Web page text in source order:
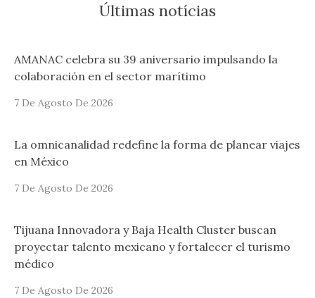
Últimas notícias
AMANAC celebra su 39 aniversario impulsando la
colaboración en el sector marítimo
7 De Agosto De 2026
La omnicanalidad redefine la forma de planear viajes
en México
7 De Agosto De 2026
Tijuana Innovadora y Baja Health Cluster buscan
proyectar talento mexicano y fortalecer el turismo
médico
7 De Agosto De 2026